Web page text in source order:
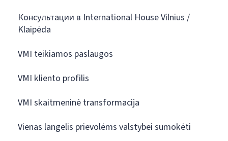
Консультации в International House Vilnius /
Klaipėda
VMI teikiamos paslaugos
VMI kliento profilis
VMI skaitmeninė transformacija
Vienas langelis prievolėms valstybei sumokėti